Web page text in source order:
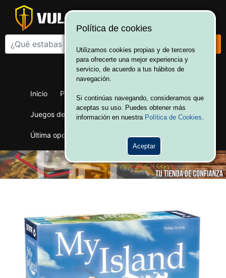
¡Bienvenido a Vulcania!
Inicio Productos Juegos de mesa
Juegos de cartas Merchandising Ofertas
Última oportunidad Wargames
Política de cookies
Utilizamos cookies propias y de terceros
para ofrecerte una mejor experiencia y
servicio, de acuerdo a tus hábitos de
navegación.
Si continúas navegando, consideramos que
aceptas su uso. Puedes obtener más
información en nuestra Política de Cookies.
Aceptar